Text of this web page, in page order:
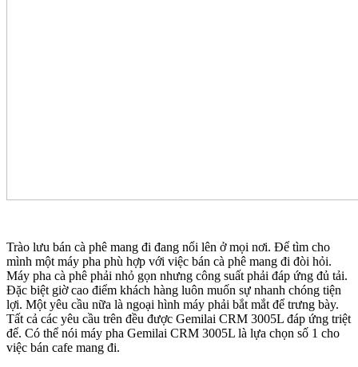
Trào lưu bán cà phê mang đi đang nổi lên ở mọi nơi. Để tìm cho
mình một máy pha phù hợp với việc bán cà phê mang đi đòi hỏi.
Máy pha cà phê phải nhỏ gọn nhưng công suất phải đáp ứng đủ tải.
Đặc biệt giờ cao điểm khách hàng luôn muốn sự nhanh chóng tiện
lợi. Một yêu cầu nữa là ngoại hình máy phải bắt mắt để trưng bày.
Tất cả các yêu cầu trên đều được Gemilai CRM 3005L đáp ứng triệt
để. Có thể nói máy pha Gemilai CRM 3005L là lựa chọn số 1 cho
việc bán cafe mang đi.